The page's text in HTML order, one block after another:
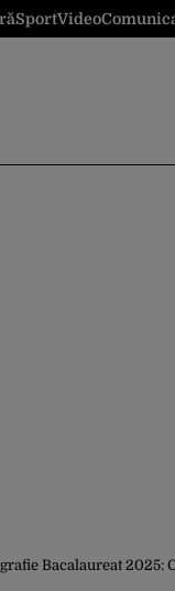
SportVideo
Bacalaureat